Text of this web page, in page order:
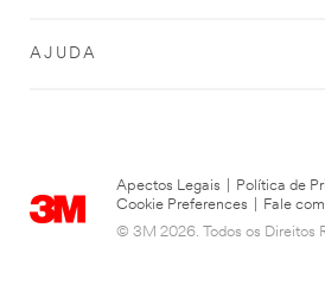
AJUDA
Apectos Legais Política de
Cookie Preferences
Fale
© 3M 2026. Todos os Direitos